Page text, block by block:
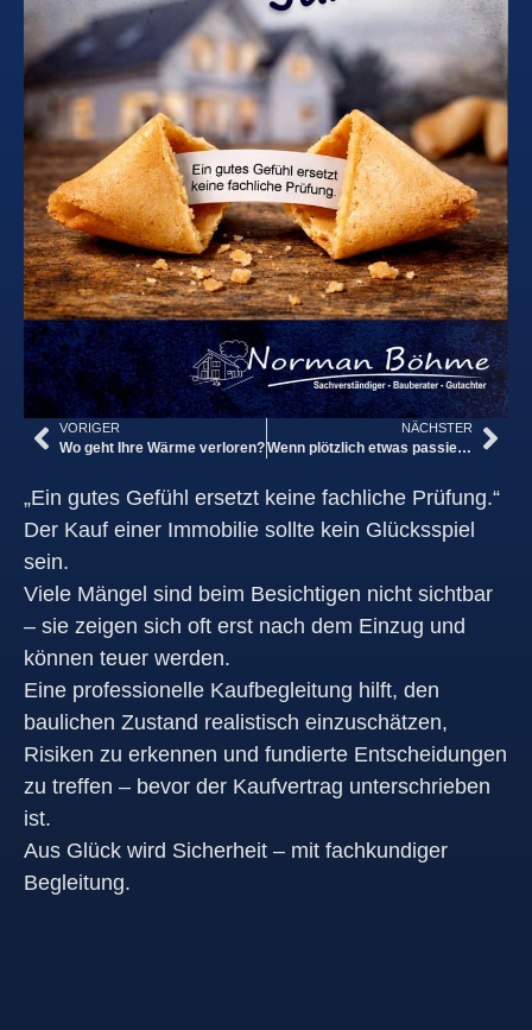
VORIGER
Wo geht Ihre Wärme verloren?
NÄCHSTER
Wenn plötzlich etwas passiert …
„Ein gutes Gefühl ersetzt keine fachliche Prüfung.“
Der Kauf einer Immobilie sollte kein Glücksspiel
sein.
Viele Mängel sind beim Besichtigen nicht sichtbar
– sie zeigen sich oft erst nach dem Einzug und
können teuer werden.
Eine professionelle Kaufbegleitung hilft, den
baulichen Zustand realistisch einzuschätzen,
Risiken zu erkennen und fundierte Entscheidungen
zu treffen – bevor der Kaufvertrag unterschrieben
ist.
Aus Glück wird Sicherheit – mit fachkundiger
Begleitung.